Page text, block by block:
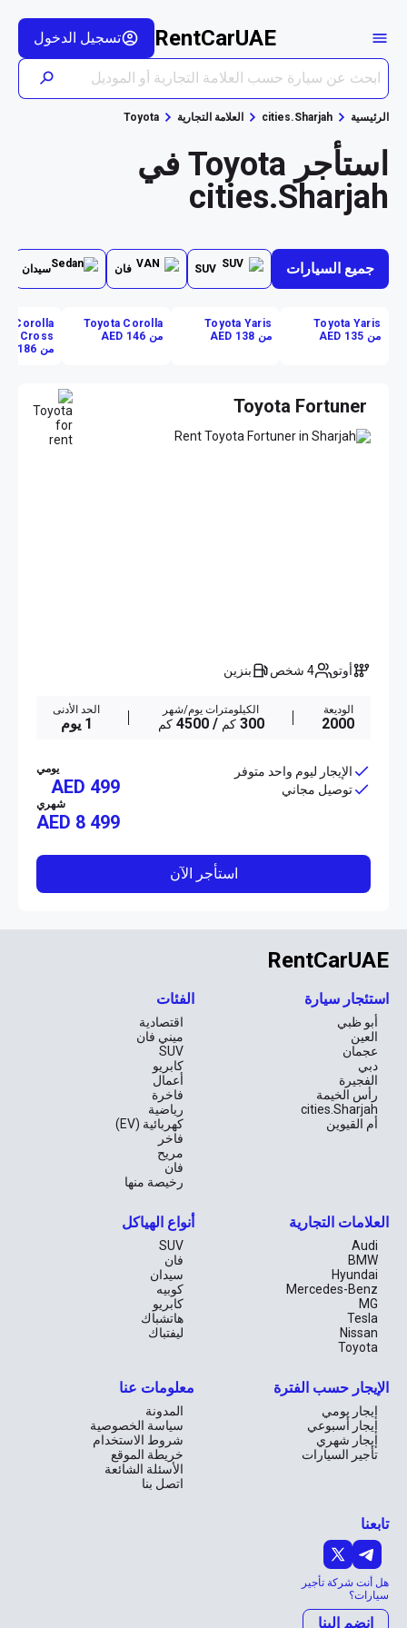
RentCarUAE تسجيل الدخول
الرئيسية cities.Sharjah العلامة التجارية Toyota
استأجر Toyota في
cities.Sharjah
جميع السيارات SUV فان سيدان
Toyota Yaris
من AED 135
Toyota Yaris
من AED 138
Toyota Corolla
من AED 146
Corolla
Cross
من AED 186
Toyota Fortuner
أوتو 4 شخص بنزين
الوديعة
2000
الكيلومترات يوم/شهر
300 كم / 4500 كم
الحد الأدنى
1 يوم
الإيجار ليوم واحد متوفر
توصيل مجاني
يومي
AED 499
شهري
AED 8 499
استأجر الآن
RentCarUAE
استئجار سيارة
أبو ظبي
العين
عجمان
دبي
الفجيرة
رأس الخيمة
cities.Sharjah
أم القيوين
الفئات
اقتصادية
ميني فان
SUV
كابريو
أعمال
فاخرة
رياضية
كهربائية (EV)
فاخر
مريح
فان
رخيصة منها
العلامات التجارية
Audi
BMW
Hyundai
Mercedes-Benz
MG
Tesla
Nissan
Toyota
أنواع الهياكل
SUV
فان
سيدان
كوبيه
كابريو
هاتشباك
ليفتباك
الإيجار حسب الفترة
إيجار يومي
إيجار أسبوعي
إيجار شهري
تأجير السيارات
معلومات عنا
المدونة
سياسة الخصوصية
شروط الاستخدام
خريطة الموقع
الأسئلة الشائعة
اتصل بنا
تابعنا
هل أنت شركة تأجير
سيارات؟
انضم إلينا